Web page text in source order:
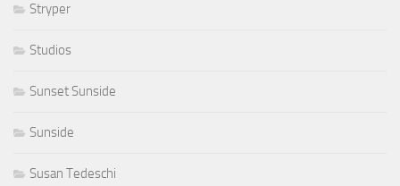
Stryper
Studios
Sunset Sunside
Sunside
Susan Tedeschi